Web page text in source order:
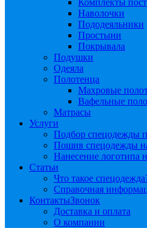
Комплекты
Наволочки
Пододеяльники
Простыни
Покрывала
Подушки
Одеяла
Полотенца
Махровые
Вафельные
Матрасы
Услуги
Подбор спецодежды
Пошив спецодежды
Нанесение логотипа
Статьи
Что такое
Справочная
КонтактыЗвонок
Доставка и оплата
О компании